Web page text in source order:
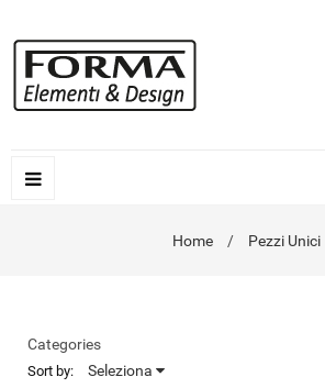
Home Pezzi Unici
Categories
Sort by: Seleziona